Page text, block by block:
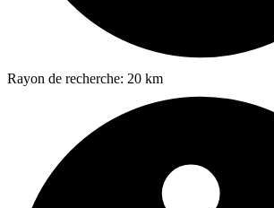
Rayon de recherche: 20 km